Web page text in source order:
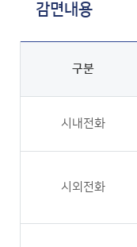
감면내용
구분
시내전화
시외전화